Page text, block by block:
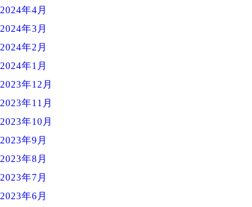
2024年4月
2024年3月
2024年2月
2024年1月
2023年12月
2023年11月
2023年10月
2023年9月
2023年8月
2023年7月
2023年6月